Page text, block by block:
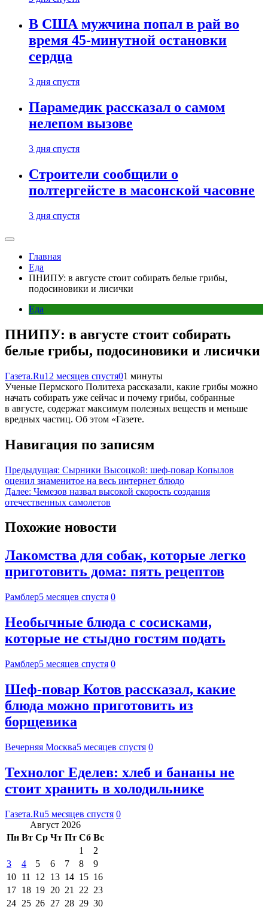
В США мужчина попал в рай во
время 45-минутной остановки
сердца
3 дня спустя
Парамедик рассказал о самом
нелепом вызове
3 дня спустя
Строители сообщили о
полтергейсте в масонской часовне
3 дня спустя
Главная
Еда
ПНИПУ: в августе стоит собирать белые грибы,
подосиновики и лисички
Еда
ПНИПУ: в августе стоит собирать
белые грибы, подосиновики и лисички
Газета.Ru12 месяцев спустя01 минуты
Ученые Пермского Политеха рассказали, какие грибы можно
начать собирать уже сейчас и почему грибы, собранные
в августе, содержат максимум полезных веществ и меньше
вредных частиц. Об этом «Газете.
Навигация по записям
Предыдущая: Сырники Высоцкой: шеф-повар Копылов
оценил знаменитое на весь интернет блюдо
Далее: Чемезов назвал высокой скорость создания
отечественных самолетов
Похожие новости
Лакомства для собак, которые легко
приготовить дома: пять рецептов
Рамблер5 месяцев спустя 0
Необычные блюда с сосисками,
которые не стыдно гостям подать
Рамблер5 месяцев спустя 0
Шеф-повар Котов рассказал, какие
блюда можно приготовить из
борщевика
Вечерняя Москва5 месяцев спустя 0
Технолог Еделев: хлеб и бананы не
стоит хранить в холодильнике
Газета.Ru5 месяцев спустя 0
Август 2026
Пн Вт Ср Чт Пт Сб Вс
1
2
3
4 5 6 7 8
9
10 11 12 13 14 15 16
17 18 19 20 21 22 23
24 25 26 27 28 29 30